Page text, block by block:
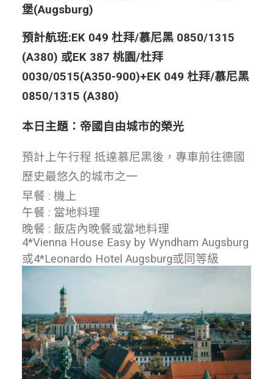
堡(Augsburg)
預計航班:EK 049 杜拜/慕尼黑 0850/1315
(A380) 或EK 387 桃園/杜拜
0030/0515(A350-900)+EK 049 杜拜/慕尼黑
0850/1315 (A380)
本日主題：帝國自由城市的榮光
預計上午行程 抵達慕尼黑後，專車前往德國
歷史最悠久的城市之一
早餐 : 機上
午餐 : 當地料理
晚餐 : 飯店內晚餐或當地料理
4*Vienna House Easy by Wyndham Augsburg
或4*Leonardo Hotel Augsburg或同等級